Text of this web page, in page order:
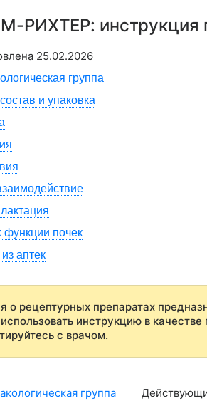
РИХТЕР:
25.02.2026
группа
и упаковка
почек
аптек
о рецептурных препаратах
инструкцию в
с врачом.
группа